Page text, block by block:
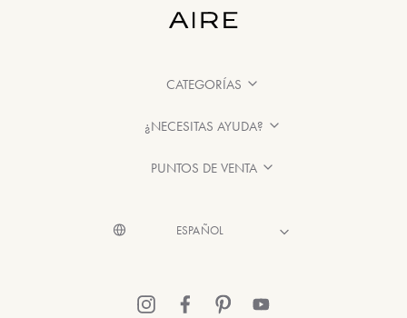
CATEGORÍAS
¿NECESITAS AYUDA?
PUNTOS DE VENTA